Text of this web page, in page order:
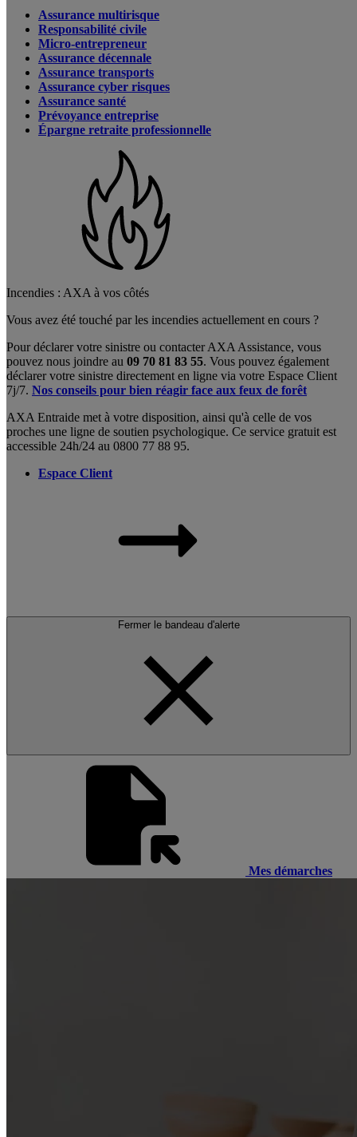
Assurance multirisque
Responsabilité civile
Micro-entrepreneur
Assurance décennale
Assurance transports
Assurance cyber risques
Assurance santé
Prévoyance entreprise
Épargne retraite professionnelle
Incendies : AXA à vos côtés
Vous avez été touché par les incendies actuellement en cours ?
Pour déclarer votre sinistre ou contacter AXA Assistance, vous
pouvez nous joindre au 09 70 81 83 55. Vous pouvez également
déclarer votre sinistre directement en ligne via votre Espace Client
7j/7. Nos conseils pour bien réagir face aux feux de forêt
AXA Entraide met à votre disposition, ainsi qu'à celle de vos
proches une ligne de soutien psychologique. Ce service gratuit est
accessible 24h/24 au 0800 77 88 95.
Espace Client
Fermer le bandeau d'alerte
Mes démarches